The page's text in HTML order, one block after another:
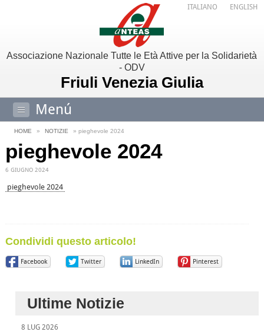
Associazione Nazionale Tutte le Età Attive per la Solidarietà
- ODV
Friuli Venezia Giulia
Menú
ITALIANO ENGLISH
HOME » NOTIZIE » pieghevole 2024
pieghevole 2024
6 GIUGNO 2024
pieghevole 2024
Condividi questo articolo!
Facebook Twitter LinkedIn Pinterest
Ultime Notizie
8 LUG 2026